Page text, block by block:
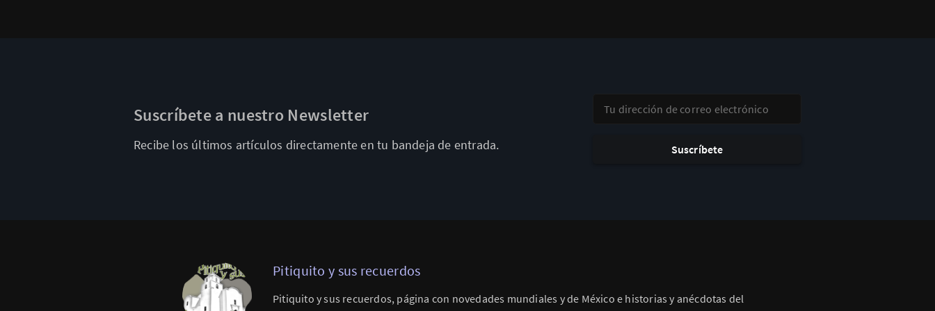
Suscríbete a nuestro Newsletter
Recibe los últimos artículos directamente en tu bandeja de entrada. Suscríbete
Pitiquito y sus recuerdos
Pitiquito y sus recuerdos, página con novedades mundiales y de México e historias y anécdotas del